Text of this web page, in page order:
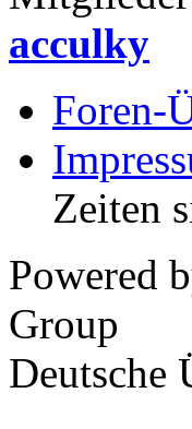
acculky
Foren-
Zeiten
Powered
Group
Deutsche